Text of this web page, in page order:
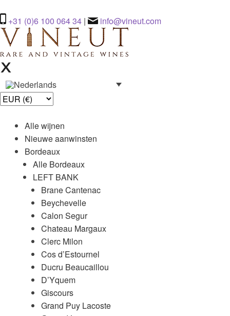
+31 (0)6 100 064 34 | info@vineut.com
Alle wijnen
Nieuwe aanwinsten
Bordeaux
Alle Bordeaux
LEFT BANK
Brane Cantenac
Beychevelle
Calon Segur
Chateau Margaux
Clerc Milon
Cos d’Estournel
Ducru Beaucaillou
D’Yquem
Giscours
Grand Puy Lacoste